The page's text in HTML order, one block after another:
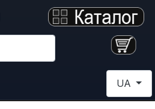
Оберіть
UA